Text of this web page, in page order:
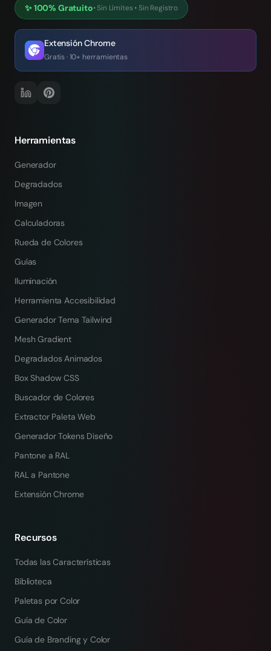
✨100% Gratuito•Sin Límites• Sin Registro
Extensión Chrome
Gratis · 10+ herramientas
Herramientas
Generador
Degradados
Imagen
Calculadoras
Rueda de Colores
Guías
Iluminación
Herramienta Accesibilidad
Generador Tema Tailwind
Mesh Gradient
Degradados Animados
Box Shadow CSS
Buscador de Colores
Extractor Paleta Web
Generador Tokens Diseño
Pantone a RAL
RAL a Pantone
Extensión Chrome
Recursos
Todas las Características
Biblioteca
Paletas por Color
Guía de Color
Guía de Branding y Color